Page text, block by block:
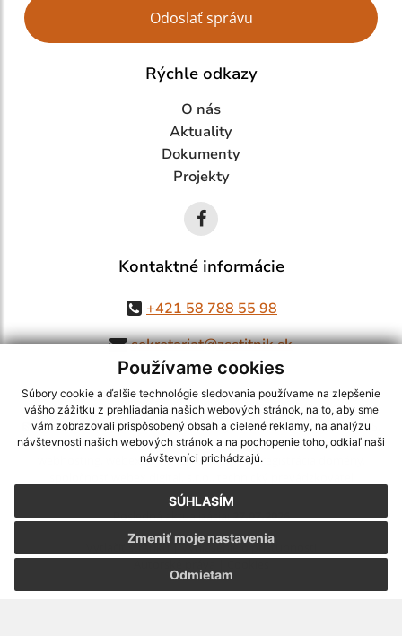
Používame cookies
Súbory cookie a ďalšie technológie sledovania používame na zlepšenie
vášho zážitku z prehliadania našich webových stránok, na to, aby sme
vám zobrazovali prispôsobený obsah a cielené reklamy, na analýzu
návštevnosti našich webových stránok a na pochopenie toho, odkiaľ naši
návštevníci prichádzajú.
SÚHLASÍM
Odmietam
Zmeniť moje nastavenia
Odoslať správu
Rýchle odkazy
O nás
Aktuality
Dokumenty
Projekty
Kontaktné informácie
+421 58 788 55 98
sekretariat@zsstitnik.sk
využite možnosť získavania aktuálnych informácií s využitím RSS
CMS systém (redakčný) systém ECHELON 2,Mapa stránok,web portál
webex.digital, s.r.o.,domény,registrácia domény
Posledná aktualizácia:27.07.2026
Vytlačiť stránku|Vyhlásenie o prístupnosti